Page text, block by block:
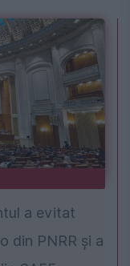
a evitat
din PNRR și a